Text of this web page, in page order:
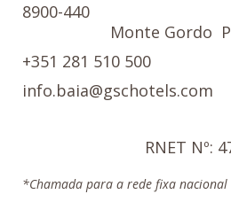
8900-440
Monte Gordo
+351 281 510 500
info.baia@gschotels.com
RNET Nº:
*Chamada para a rede fixa nacional